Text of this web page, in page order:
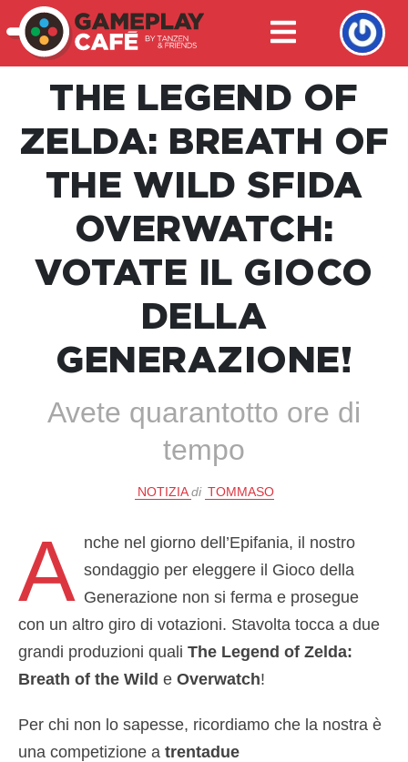
THE LEGEND OF
ZELDA: BREATH OF
THE WILD SFIDA
OVERWATCH:
VOTATE IL GIOCO
DELLA
GENERAZIONE!
Avete quarantotto ore di
tempo
NOTIZIA di TOMMASO
A nche nel giorno dell’Epifania, il nostro
sondaggio per eleggere il Gioco della
Generazione non si ferma e prosegue
con un altro giro di votazioni. Stavolta tocca a due
grandi produzioni quali The Legend of Zelda:
Breath of the Wild e Overwatch!
Per chi non lo sapesse, ricordiamo che la nostra è
una competizione a trentadue